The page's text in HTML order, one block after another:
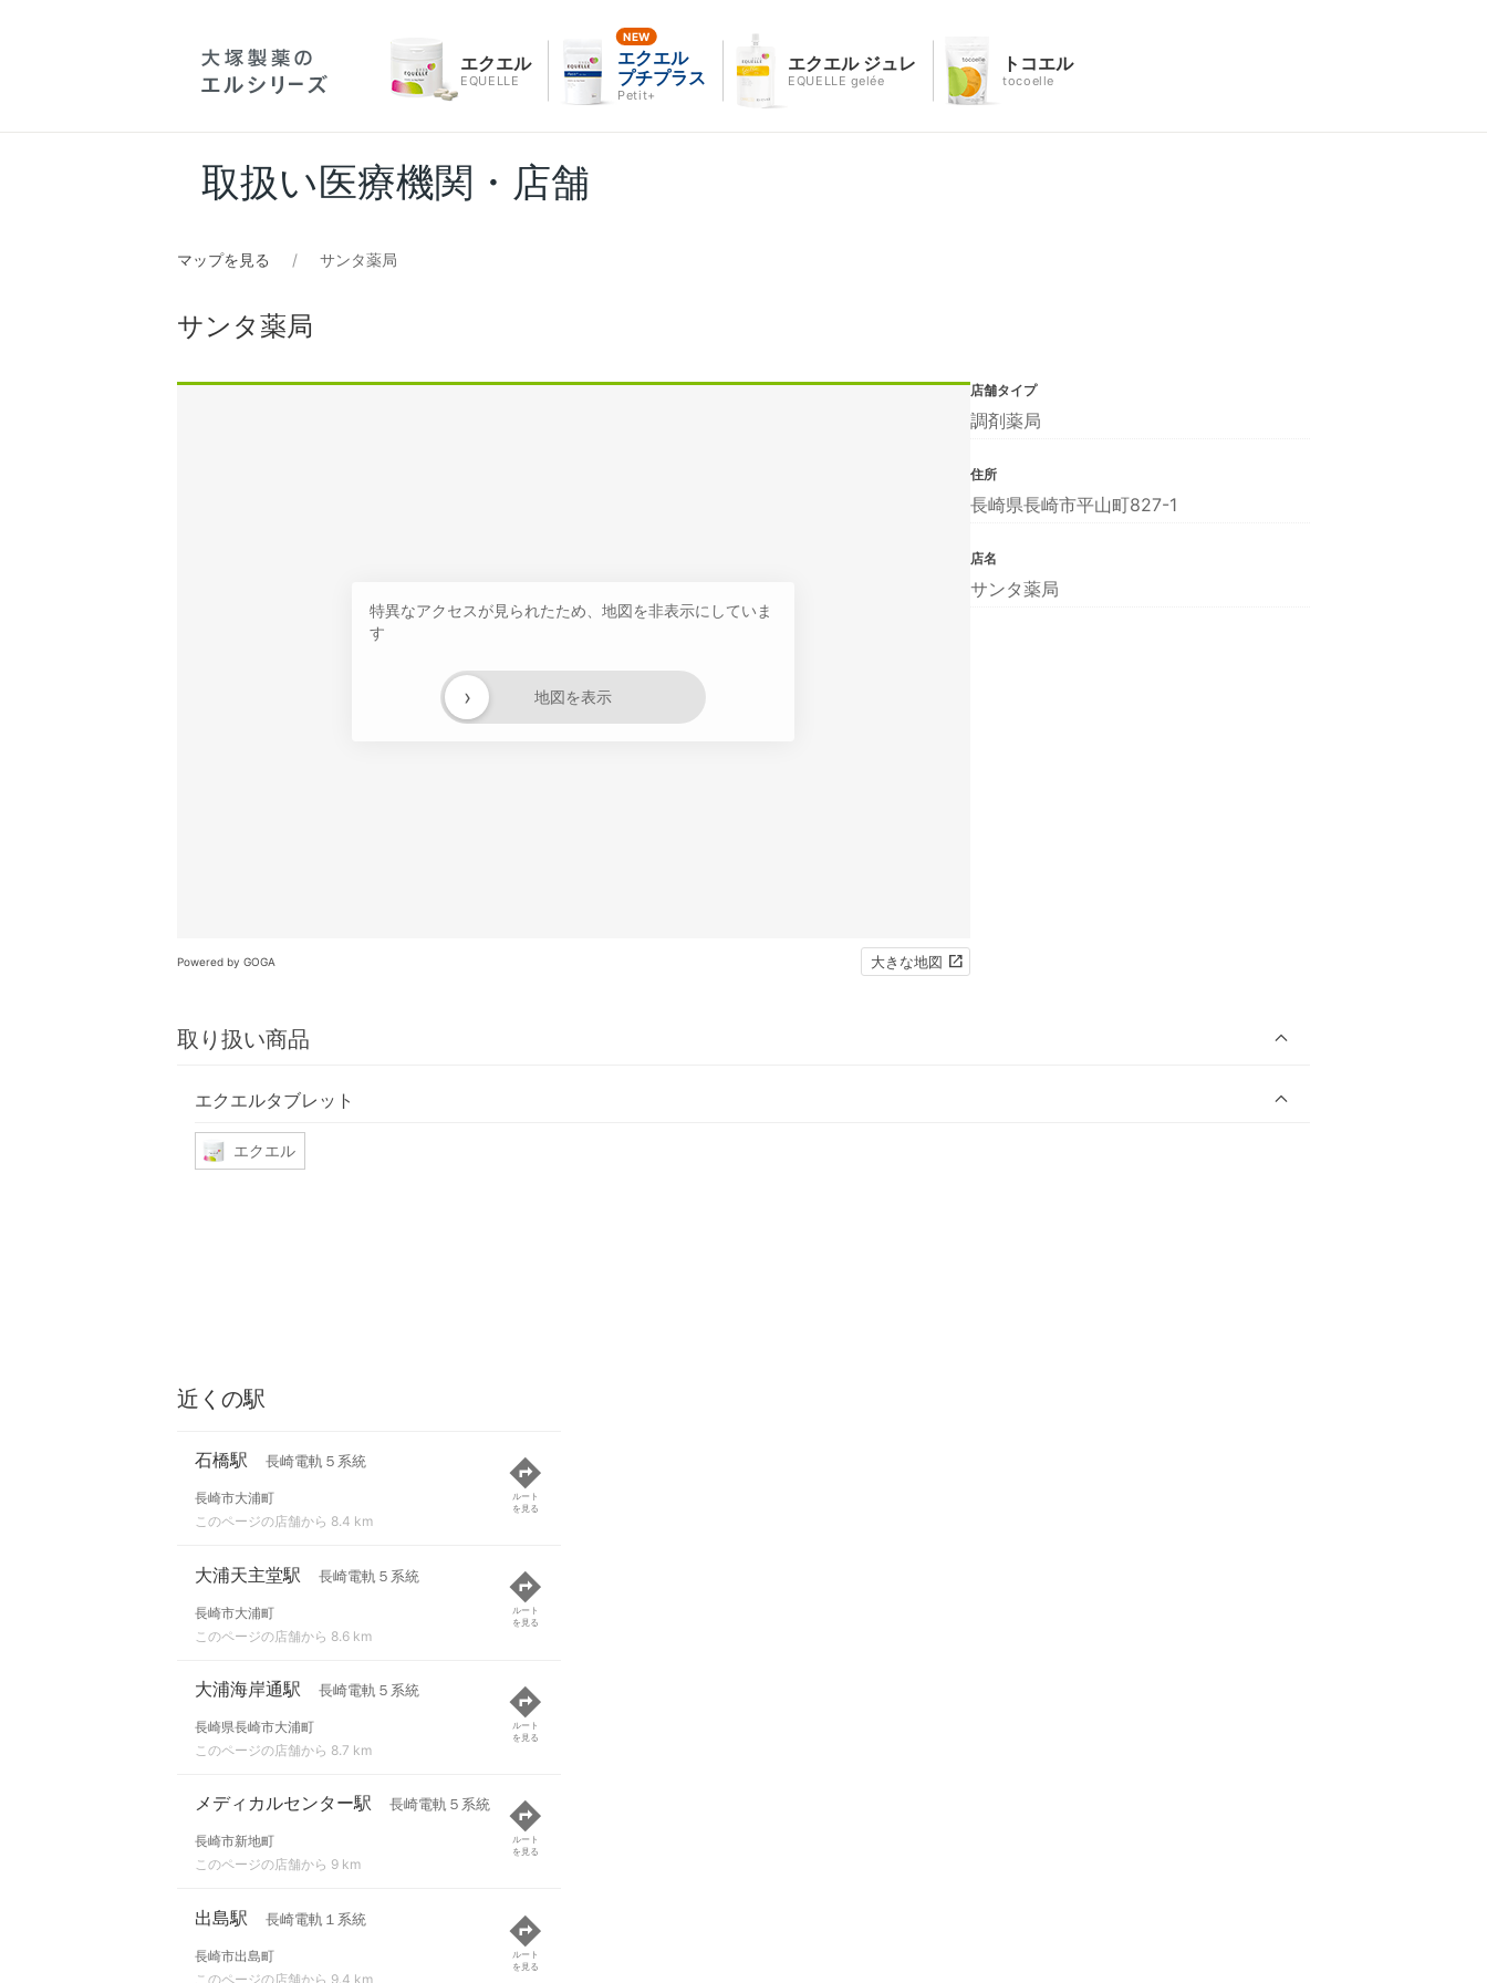
エクエル
EQUELLE
エクエル
プチプラス
Petit+
エクエル ジュレ
EQUELLE gelée
トコエル
tocoelle
取扱い医療機関・店舗
マップを見る サンタ薬局
サンタ薬局
特異なアクセスが見られたため、地図を非表示にしていま
す
地図を表示
›
Powered by GOGA 大きな地図
取り扱い商品
エクエルタブレット
エクエル
店舗タイプ
調剤薬局
住所
長崎県長崎市平山町827-1
店名
サンタ薬局
近くの駅
石橋駅 長崎電軌５系統
長崎市大浦町
このページの店舗から 8.4 km
ルート
を見る
大浦天主堂駅 長崎電軌５系統
長崎市大浦町
このページの店舗から 8.6 km
ルート
を見る
大浦海岸通駅 長崎電軌５系統
長崎県長崎市大浦町
このページの店舗から 8.7 km
ルート
を見る
メディカルセンター駅 長崎電軌５系統
長崎市新地町
このページの店舗から 9 km
ルート
を見る
出島駅 長崎電軌１系統
長崎市出島町
このページの店舗から 9.4 km
ルート
を見る